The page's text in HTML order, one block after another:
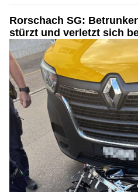
Finde die besten Marken bei Black & Yellow –
Rorschach SG:
stürzt und verletzt sich